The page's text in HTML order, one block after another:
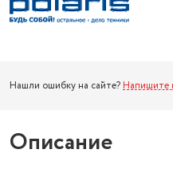
Нашли ошибку на сайте? Напишите
Описание